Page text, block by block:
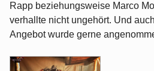
Rapp beziehungsweise Marco
verhallte nicht ungehört. Und
Angebot wurde gerne